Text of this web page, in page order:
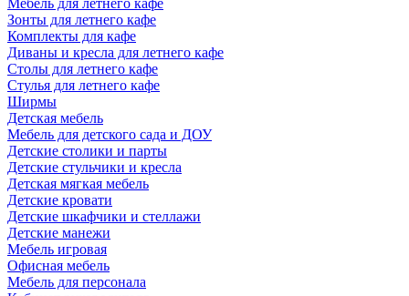
Мебель для летнего кафе
Зонты для летнего кафе
Комплекты для кафе
Диваны и кресла для летнего кафе
Столы для летнего кафе
Стулья для летнего кафе
Ширмы
Детская мебель
Мебель для детского сада и ДОУ
Детские столики и парты
Детские стульчики и кресла
Детская мягкая мебель
Детские кровати
Детские шкафчики и стеллажи
Детские манежи
Мебель игровая
Офисная мебель
Мебель для персонала